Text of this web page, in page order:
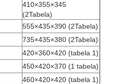
410×355×345
(2Tabela)
555×435×390 (2Tabela)
735×435×380 (2Tabela)
420×360×420 (tabela 1)
450×420×370 (1 tabela)
460×420×420 (tabela 1)